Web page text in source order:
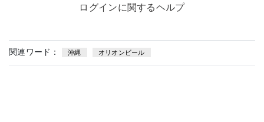
ログインに関するヘルプ
関連ワード： 沖縄 オリオンビール